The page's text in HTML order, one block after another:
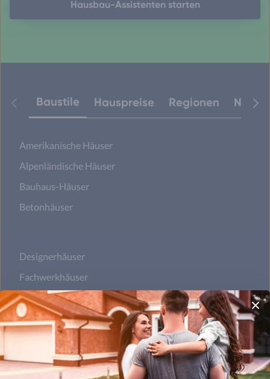
Hausbau-Assistenten starten
Baustile Hauspreise Regionen
Amerikanische Häuser
Alpenländische Häuser
Bauhaus-Häuser
Betonhäuser
Designerhäuser
Fachwerkhäuser
Klassische Häuser
Landhäuser
Mediterrane Häuser